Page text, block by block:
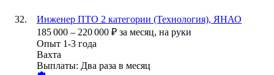
Инженер ПТО 2 категории (Технология), ЯНАО
185 000 – 220 000 ₽ за месяц, на руки
Опыт 1-3 года
Вахта
Выплаты: Два раза в месяц